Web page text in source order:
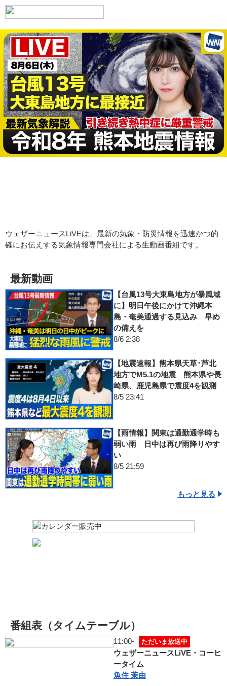
ウェザーニュースLiVEは、最新の気象・防災情報を迅速かつ的
確にお伝えする気象情報専門会社による生動画番組です。
最新動画
【台風13号大東島地方が暴風域
に】明日午後にかけて沖縄本
島・奄美通過する見込み 早め
の備えを
8/6 2:38
【地震速報】熊本県天草･芦北
地方でM5.1の地震 熊本県や長
崎県、鹿児島県で震度4を観測
8/5 23:41
【雨情報】関東は通勤通学時も
弱い雨 日中は再び雨降りやす
い
8/5 21:59
もっと見る
番組表（タイムテーブル）
11:00- ただいま放送中
ウェザーニュースLiVE・コーヒ
ータイム
魚住 茉由